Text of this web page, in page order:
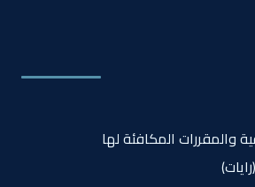
والمقررات المكافئة لها